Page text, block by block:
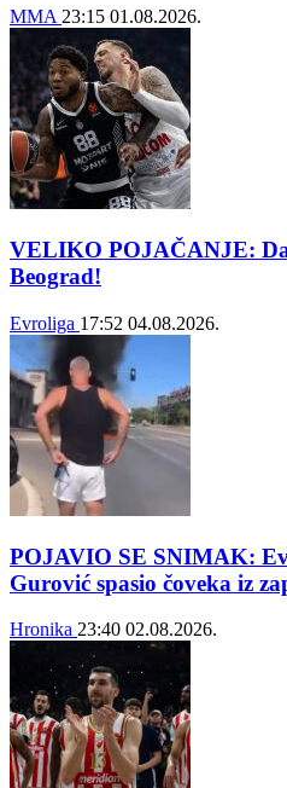
MMA 23:15 01.08.2026.
VELIKO POJAČANJE:
Beograd!
Evroliga 17:52 04.08.2026.
POJAVIO SE SNIMAK:
Gurović spasio čoveka iz
Hronika 23:40 02.08.2026.